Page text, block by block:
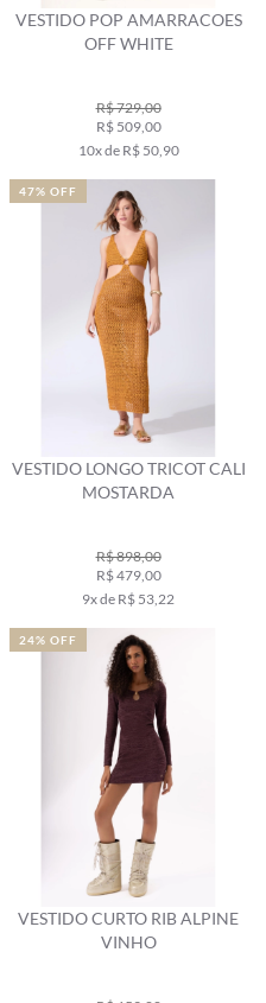
VESTIDO POP AMARRACOES
OFF WHITE
R$ 729,00
R$ 509,00
10x de R$ 50,90
VESTIDO LONGO TRICOT CALI
MOSTARDA
R$ 898,00
R$ 479,00
9x de R$ 53,22
47% OFF
VESTIDO CURTO RIB ALPINE
VINHO
24% OFF